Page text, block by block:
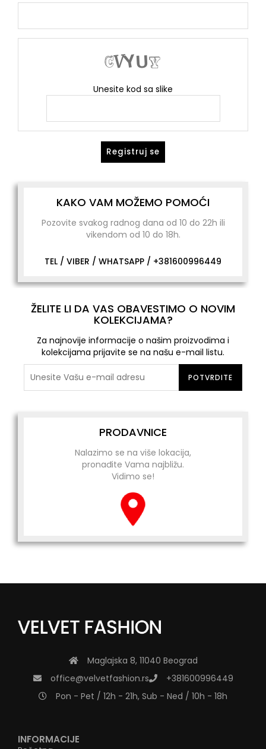
Unesite kod sa slike
Registruj se
KAKO VAM MOŽEMO POMOĆI
Pozovite svakog radnog dana od 10 do 22h ili
vikendom od 10 do 18h.
TEL / VIBER / WHATSAPP / +381600996449
ŽELITE LI DA VAS OBAVESTIMO O NOVIM
KOLEKCIJAMA?
Za najnovije informacije o našim proizvodima i
kolekcijama prijavite se na našu e-mail listu.
POTVRDITE
PRODAVNICE
Nalazimo se na više lokacija,
pronađite Vama najbližu.
Vidimo se!
Maglajska 8, 11040 Beograd
office@velvetfashion.rs
+381600996449
Pon - Pet / 12h - 21h, Sub - Ned / 10h - 18h
INFORMACIJE